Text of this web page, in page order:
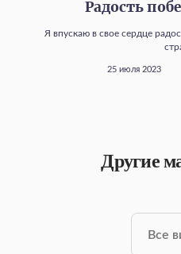
Радость
Я впускаю в свое сердце
25 июля 2023
Другие
Все